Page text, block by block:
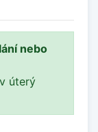
nebo
úterý